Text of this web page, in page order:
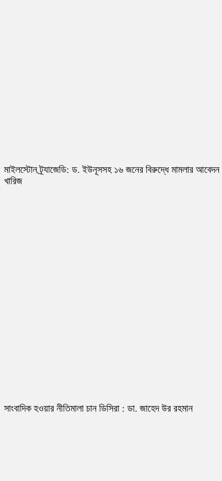
মাইলস্টোন ট্র্যাজেডি: ড. ইউনূসসহ ১৬ জনের বিরুদ্ধে মামলার আবেদন
খারিজ
সাংবাদিক হওয়ার নীতিমালা চান ডিসিরা : ডা. জাহেদ উর রহমান